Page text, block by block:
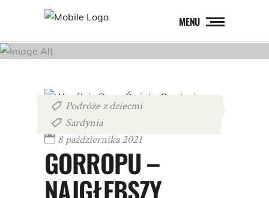
MENU
Podróże z dziecmi
Sardynia
8 października 2021
GORROPU –
NAJGŁĘBSZY